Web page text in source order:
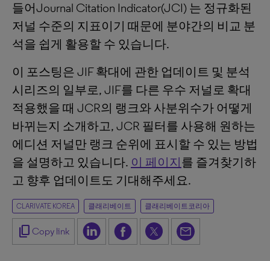
들어Journal Citation Indicator(JCI) 는 정규화된
저널 수준의 지표이기 때문에 분야간의 비교 분
석을 쉽게 활용할 수 있습니다.
이 포스팅은 JIF 확대에 관한 업데이트 및 분석
시리즈의 일부로, JIF를 다른 우수 저널로 확대
적용했을 때 JCR의 랭크와 사분위수가 어떻게
바뀌는지 소개하고, JCR 필터를 사용해 원하는
에디션 저널만 랭크 순위에 표시할 수 있는 방법
을 설명하고 있습니다. 이 페이지를 즐겨찾기하
고 향후 업데이트도 기대해주세요.
CLARIVATE KOREA 클래리베이트 클래리베이트코리아
content_copy Copy link